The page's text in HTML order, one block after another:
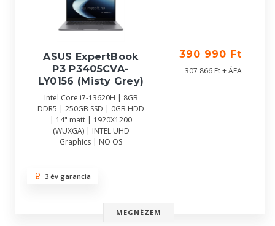
ASUS ExpertBook
P3 P3405CVA-
LY0156 (Misty Grey)
Intel Core i7-13620H | 8GB
DDR5 | 250GB SSD | 0GB HDD
| 14" matt | 1920X1200
(WUXGA) | INTEL UHD
Graphics | NO OS
390 990 Ft
307 866 Ft + ÁFA
3 év garancia
MEGNÉZEM